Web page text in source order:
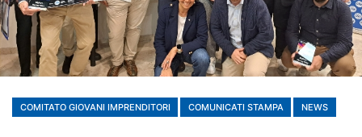
COMITATO GIOVANI IMPRENDITORI COMUNICATI STAMPA NEWS